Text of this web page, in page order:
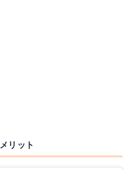
リット